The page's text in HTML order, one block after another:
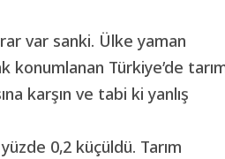
var sanki. Ülke yaman
konumlanan Türkiye’de
karşın ve tabi ki yanlış
0,2 küçüldü. Tarım